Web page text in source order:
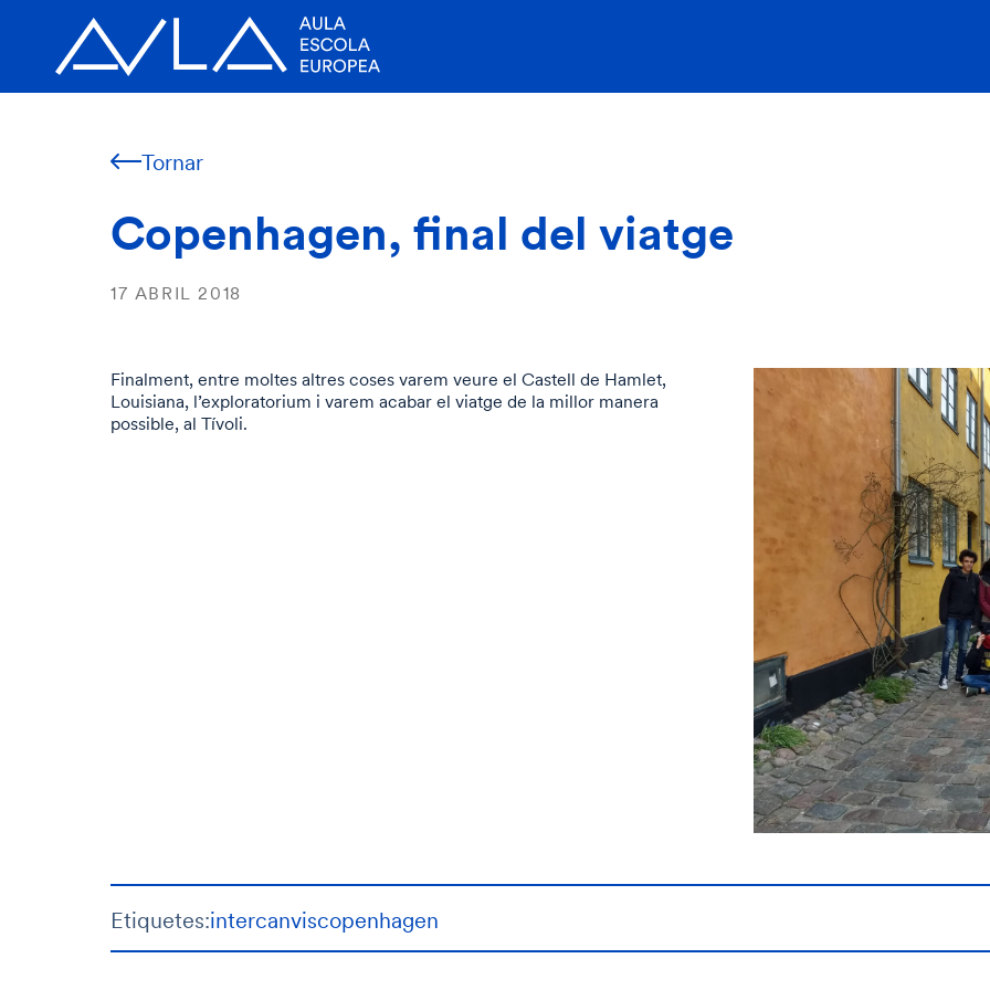
Tornar
Copenhagen, final del viatge
17 ABRIL 2018
Finalment, entre moltes altres coses varem veure el Castell de Hamlet,
Louisiana, l’exploratorium i varem acabar el viatge de la millor manera
possible, al Tívoli.
Etiquetes:intercanviscopenhagen